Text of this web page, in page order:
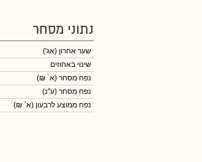
נתוני מסחר
שער אחרון (אג')
שינוי באחוזים
נפח מסחר (א` ₪)
נפח מסחר (ע"נ)
נפח ממוצע לרבעון (א` ₪)